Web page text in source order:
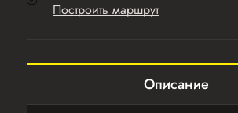
Построить маршрут
Описание